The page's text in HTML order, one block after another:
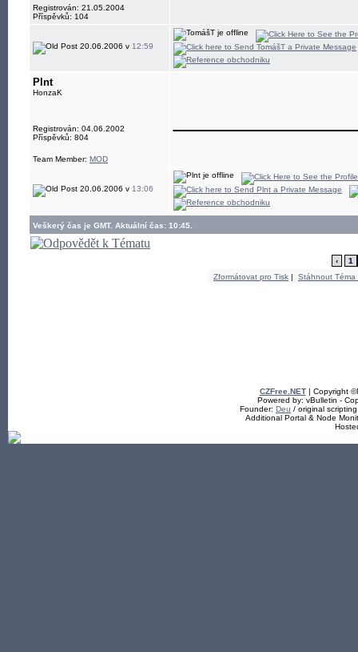
Registrován: 21.05.2004
Příspěvků: 104
20.06.2006 v 12:59
Plnt
HonzaK
Registrován: 04.06.2002
Příspěvků: 804
Team Member: MOD
20.06.2006 v 13:06
Veškerý čas je GMT. Aktuální čas: 10:45.
‹
1
Zformátovat pro Tisk | Stáhnout Téma
CZFree.NET| Copyright
Powered by: vBulletin -
Founder: Deu / original
Additional Portal & Node